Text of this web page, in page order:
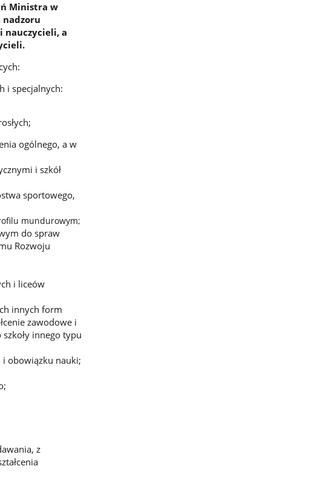
Ministra w
nadzoru
nauczycieli, a
i specjalnych:
ogólnego, a w
i szkół
sportowego,
mundurowym;
do spraw
Rozwoju
i liceów
innych form
zawodowe i
innego typu
obowiązku nauki;
z